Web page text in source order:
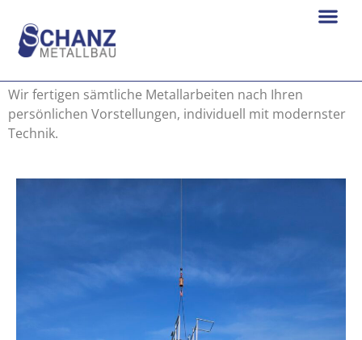
Metallbau
Wir fertigen sämtliche Metallarbeiten nach Ihren
persönlichen Vorstellungen, individuell mit modernster
Technik.